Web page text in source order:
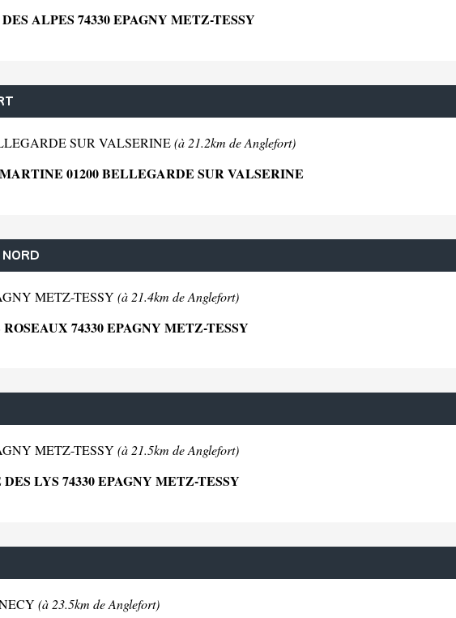
ALPES 74330 EPAGNY METZ-TESSY
SUR VALSERINE(à 21.2km de Anglefort)
01200 BELLEGARDE SUR VALSERINE
METZ-TESSY (à 21.4km de Anglefort)
ROSEAUX 74330 EPAGNY METZ-TESSY
METZ-TESSY (à 21.5km de Anglefort)
DES LYS 74330 EPAGNY METZ-TESSY
(à 23.5km de Anglefort)